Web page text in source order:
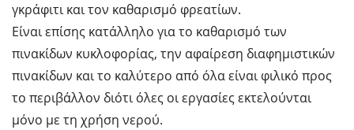
γκράφιτι και τον καθαρισμό φρεατίων.
Είναι επίσης κατάλληλο για το καθαρισμό των
πινακίδων κυκλοφορίας, την αφαίρεση διαφημιστικών
πινακίδων και το καλύτερο από όλα είναι φιλικό προς
το περιβάλλον διότι όλες οι εργασίες εκτελούνται
μόνο με τη χρήση νερού.